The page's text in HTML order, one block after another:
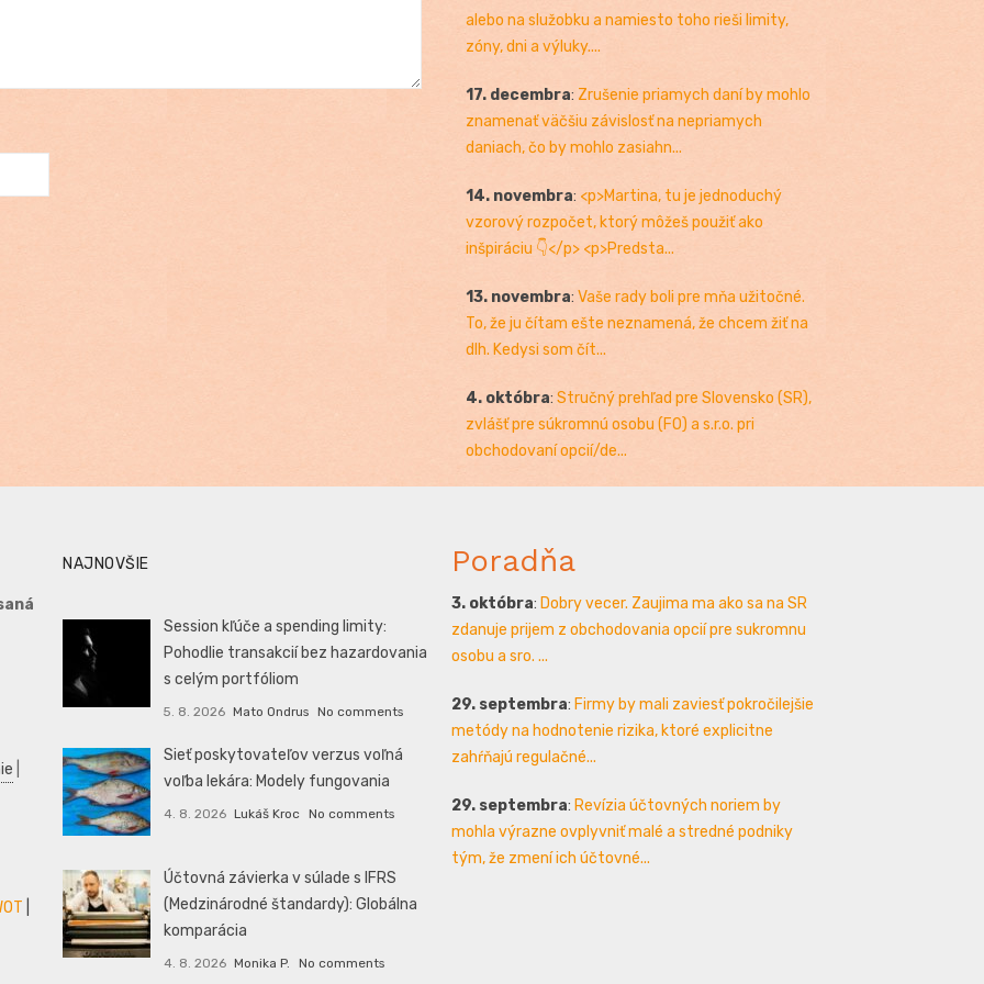
alebo na služobku a namiesto toho rieši limity,
zóny, dni a výluky....
17. decembra: Zrušenie priamych daní by mohlo
znamenať väčšiu závislosť na nepriamych
daniach, čo by mohlo zasiahn...
14. novembra: <p>Martina, tu je jednoduchý
vzorový rozpočet, ktorý môžeš použiť ako
inšpiráciu 👇</p> <p>Predsta...
13. novembra: Vaše rady boli pre mňa užitočné.
To, že ju čítam ešte neznamená, že chcem žiť na
dlh. Kedysi som čít...
4. októbra: Stručný prehľad pre Slovensko (SR),
zvlášť pre súkromnú osobu (FO) a s.r.o. pri
obchodovaní opcií/de...
NAJNOVŠIE
Session kľúče a spending limity:
Pohodlie transakcií bez hazardovania
s celým portfóliom
5. 8. 2026 Mato Ondrus No comments
Sieť poskytovateľov verzus voľná
voľba lekára: Modely fungovania
4. 8. 2026 Lukáš Kroc No comments
Účtovná závierka v súlade s IFRS
(Medzinárodné štandardy): Globálna
komparácia
4. 8. 2026 Monika P. No comments
Poradňa
3. októbra: Dobry vecer. Zaujima ma ako sa na SR
zdanuje prijem z obchodovania opcií pre sukromnu
osobu a sro. ...
29. septembra: Firmy by mali zaviesť pokročilejšie
metódy na hodnotenie rizika, ktoré explicitne
zahŕňajú regulačné...
29. septembra: Revízia účtovných noriem by
mohla výrazne ovplyvniť malé a stredné podniky
tým, že zmení ich účtovné...